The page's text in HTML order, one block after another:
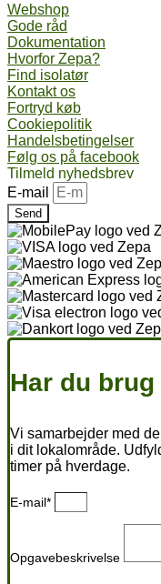
Webshop
Gode råd
Dokumentation
Hvorfor Zepa?
Find isolatør
Kontakt os
Fortryd køb
Cookiepolitik
Handelsbetingelser
Følg os på facebook
Tilmeld nyhedsbrev
E-mail
Send
Har du
Vi samarbejder med
i dit lokalområde.
timer på hverdage.
E-mail*
Opgavebeskrivelse